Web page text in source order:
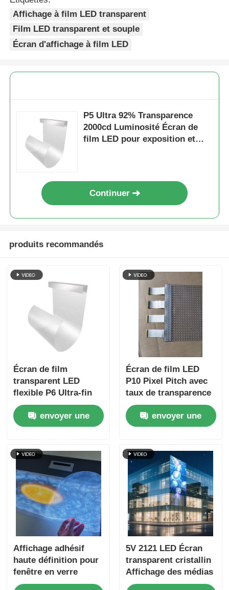
Affichage à film LED transparent
Film LED transparent et souple
Écran d'affichage à film LED
P5 Ultra 92% Transparence
2000cd Luminosité Écran de
film LED pour exposition et
Continuer
produits recommandés
Écran de film
transparent LED
flexible P6 Ultra-fin
écran en verre pour
vitrine de centre
commercial Publicité
envoyer une
Écran de film LED
P10 Pixel Pitch avec
taux de transparence
de 80% et puissance
maximale de 300W
pour la publicité du
envoyer une
Affichage adhésif
haute définition pour
fenêtre en verre
5V 2121 LED Écran
transparent cristallin
Affichage des médias
numériques clairs